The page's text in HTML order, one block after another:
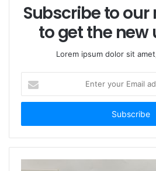
究など、CivilLasersのファイバ
定した強力な光源サポートを提供
ックの打破に役立ちます。
Subscribe to
to get the new
Lorem ipsum dolor sit
t
r
y